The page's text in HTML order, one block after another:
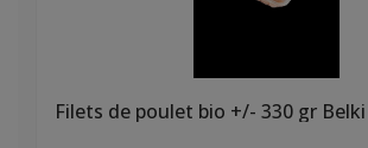
Filets de poulet bio +/- 330 gr Belki